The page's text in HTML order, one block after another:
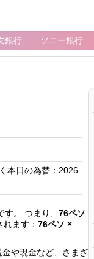
銀行 ソニー銀行
本日の為替：2026
す。 つまり、 76ペソ
れます： 76ペソ ×
や現金など、さまざ